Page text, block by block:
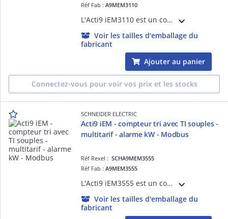
Réf Fab :A9MEM3110
L'Acti9 iEM3110 est un compteur d'énergie électrique triphasé 63A avec affichage et transfert à distance d'impulsions de mesure. Il fournit une mesure directe sans transformateur de courant ou alimentation auxiliaire. Certifié MID.
Voir les tailles d'emballage du
fabricant
Ajouter au panier
Connectez-vous pour voir vos prix et les stocks
SCHNEIDER ELECTRIC
Acti9 iEM - compteur tri avec TI souples -
multitarif - alarme kW - Modbus
Réf Rexel :SCHA9MEM3555
Réf Fab :A9MEM3555
L'Acti9 iEM3555 est un compteur d'énergie multitarif avancé à transformateur d'intensité souple (type Rogowski) avec un calibre de précision 1% de 50A à 5000A. Il est équipé d'un port de communication Modbus.
Voir les tailles d'emballage du
fabricant